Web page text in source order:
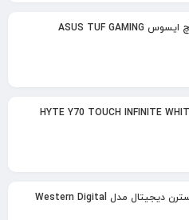
مانیتور 27 اینچ ایسوس ASUS TUF GAMING
هارد اینترنال وسترن دیجیتال مدل Western Digital